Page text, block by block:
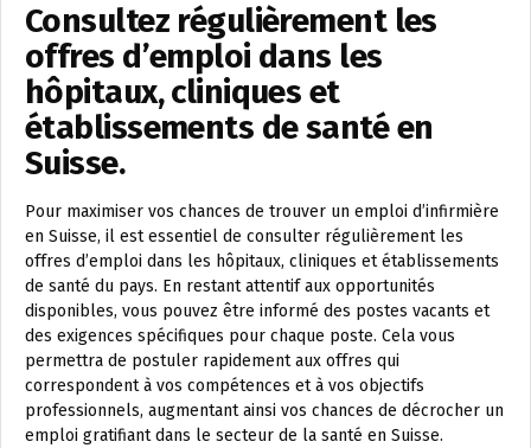
Consultez régulièrement les
offres d’emploi dans les
hôpitaux, cliniques et
établissements de santé en
Suisse.
Pour maximiser vos chances de trouver un emploi d’infirmière
en Suisse, il est essentiel de consulter régulièrement les
offres d’emploi dans les hôpitaux, cliniques et établissements
de santé du pays. En restant attentif aux opportunités
disponibles, vous pouvez être informé des postes vacants et
des exigences spécifiques pour chaque poste. Cela vous
permettra de postuler rapidement aux offres qui
correspondent à vos compétences et à vos objectifs
professionnels, augmentant ainsi vos chances de décrocher un
emploi gratifiant dans le secteur de la santé en Suisse.